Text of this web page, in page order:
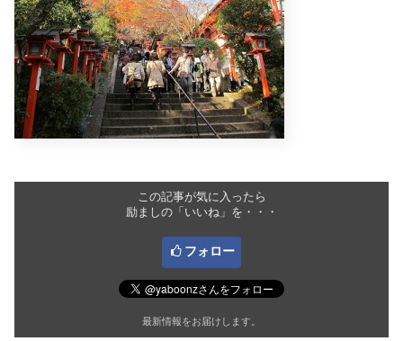
この記事が気に入ったら
励ましの「いいね」を・・・
フォロー
最新情報をお届けします。